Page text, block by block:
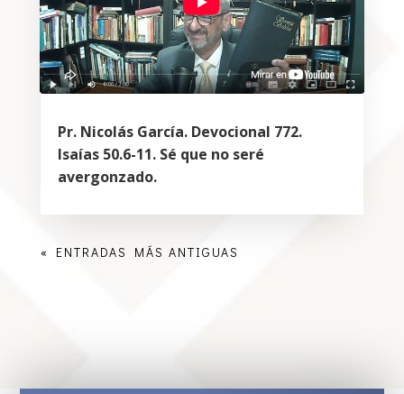
Pr. Nicolás García. Devocional 772.
Isaías 50.6-11. Sé que no seré
avergonzado.
« ENTRADAS MÁS ANTIGUAS